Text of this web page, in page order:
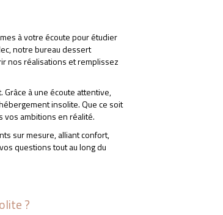
GUINGAMP
à votre écoute pour étudier
notre bureau dessert
nos réalisations et remplissez
à une écoute attentive,
insolite. Que ce soit
vos ambitions en réalité.
sur mesure, alliant confort,
questions tout au long du
?